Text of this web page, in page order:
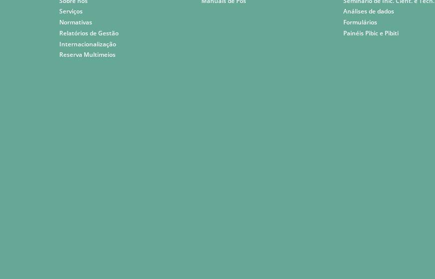
Serviços
Normativas
Relatórios de Gestão
Internacionalização
Reserva Multimeios
Análises de dados
Formulários
Painéis Pibic e Pibiti